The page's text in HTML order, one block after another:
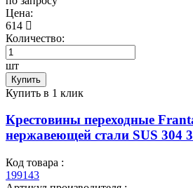
Цена:
614
Количество:
шт
Купить
Купить в 1 клик
Крестовины переходные
нержавеющей стали SUS 304
Код товара :
199143